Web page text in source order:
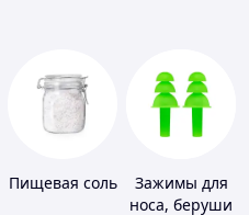
Пищевая соль
Зажимы для
носа, беруши